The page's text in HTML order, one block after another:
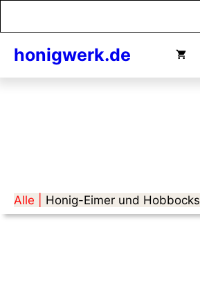
honigwerk.de
Alle | Honig-Eimer und Hobbocks